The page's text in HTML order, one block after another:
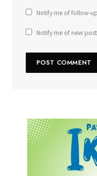
Notify me of follow-
Notify me of new